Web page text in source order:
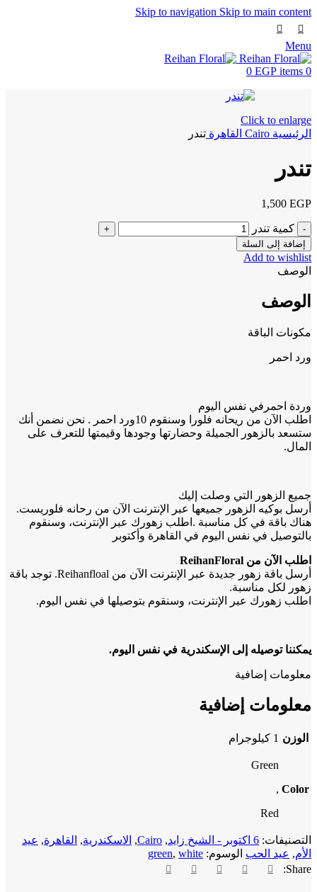
Skip to navigation Skip to main content
Menu
0
items
0 EGP
Click to enlarge
الرئيسية Cairo القاهرة تندر
تندر
1,500 EGP
كمية تندر
إضافة إلى السلة
Add to wishlist
الوصف
الوصف
مكونات الباقة
ورد احمر
وردة احمرفي نفس اليوم
اطلب الآن من ريحانه فلورا وسنقوم 10ورد احمر . نحن نضمن أنك
ستسعد بالزهور الجميلة وحضارتها وجودها وقيمتها للتعرف على
المال.
جميع الزهور التي وصلت إليك
أرسل بوكيه الزهور جميعها عبر الإنترنت الآن من رحانه فلوريست.
هناك باقة في كل مناسبة .اطلب زهورك عبر الإنترنت، وسنقوم
بالتوصيل في نفس اليوم في القاهرة وأكتوبر
اطلب الآن من ReihanFloral
أرسل باقة زهور جديدة عبر الإنترنت الآن من Reihanfloal. توجد باقة
زهور لكل مناسبة.
اطلب زهورك عبر الإنترنت، وسنقوم بتوصيلها في نفس اليوم.
يمكننا توصيله إلى الإسكندرية في نفس اليوم.
معلومات إضافية
معلومات إضافية
الوزن 1 كيلوجرام
Color
Green
,
Red
التصنيفات: 6 اكتوبر - الشيخ زايد ,
Cairo
, الاسكندرية, القاهرة, عيد
الأم, عيد الحب الوسوم: green, white
Share: